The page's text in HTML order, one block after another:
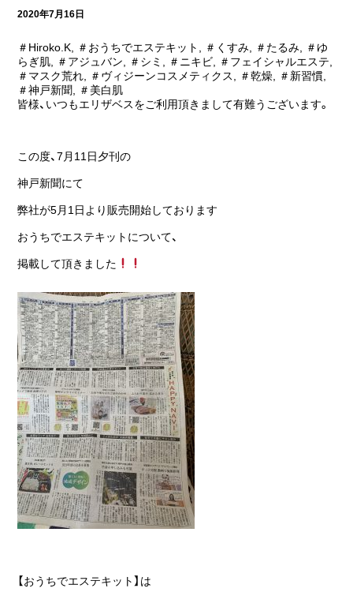
2020年7月16日
＃Hiroko.K ＃おうちでエステキット ＃くすみ ＃たるみ
＃ゆ
らぎ肌
＃アジュバン ＃シミ ＃ニキビ ＃フェイシャルエステ
＃マスク荒れ
＃ヴィジーンコスメティクス ＃乾燥 ＃新習慣
＃神戸新聞
＃美白肌
皆様、いつもエリザベスをご利用頂きまして有難うございます。
この度、7月11日夕刊の
神戸新聞にて
弊社が5月1日より販売開始しております
おうちでエステキットについて、
掲載して頂きました
【おうちでエステキット】は